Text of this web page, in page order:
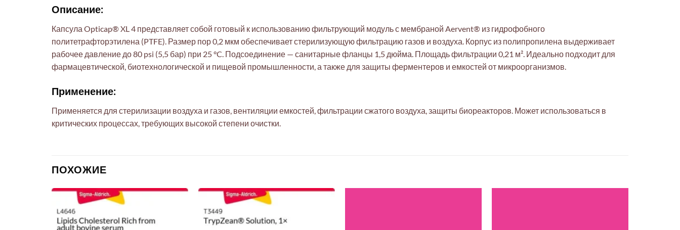
Описание:
Капсула Opticap® XL 4 представляет собой готовый к использованию фильтрующий модуль с мембраной Aervent® из гидрофобного
политетрафторэтилена (PTFE). Размер пор 0,2 мкм обеспечивает стерилизующую фильтрацию газов и воздуха. Корпус из полипропилена выдерживает
рабочее давление до 80 psi (5,5 бар) при 25 °C. Подсоединение — санитарные фланцы 1,5 дюйма. Площадь фильтрации 0,21 м². Идеально подходит для
фармацевтической, биотехнологической и пищевой промышленности, а также для защиты ферментеров и емкостей от микроорганизмов.
Применение:
Применяется для стерилизации воздуха и газов, вентиляции емкостей, фильтрации сжатого воздуха, защиты биореакторов. Может использоваться в
критических процессах, требующих высокой степени очистки.
ПОХОЖИЕ